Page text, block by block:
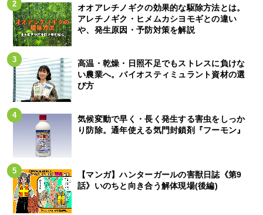
オオアレチノギクの効果的な駆除方法とは。
アレチノギク・ヒメムカシヨモギとの違い
や、発生原因・予防対策を解説
高温・乾燥・日照不足でもストレスに負けな
い農業へ。バイオスティミュラント資材の選
び方
気候変動で早く・長く発生する害虫をしっか
り防除。通年使える気門封鎖剤『フーモン』
【マンガ】ハンターガールの害獣日誌《第9
話》いのちと向き合う解体現場(後編)